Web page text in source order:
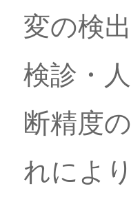
変の検
検診・
断精度
れによ